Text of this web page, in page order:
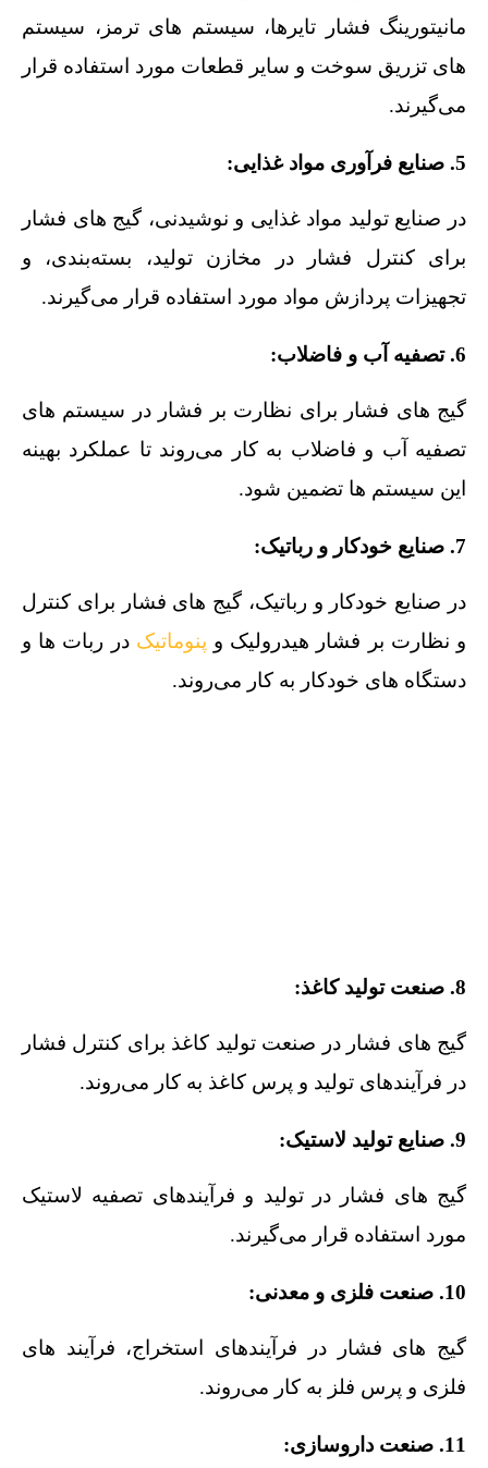
مانیتورینگ فشار تایرها، سیستم‌ های ترمز، سیستم‌
های تزریق سوخت و سایر قطعات مورد استفاده قرار
می‌گیرند.
5. صنایع فرآوری مواد غذایی:
در صنایع تولید مواد غذایی و نوشیدنی، گیج‌ های فشار
برای کنترل فشار در مخازن تولید، بسته‌بندی، و
تجهیزات پردازش مواد مورد استفاده قرار می‌گیرند.
6. تصفیه آب و فاضلاب:
گیج‌ های فشار برای نظارت بر فشار در سیستم‌ های
تصفیه آب و فاضلاب به کار می‌روند تا عملکرد بهینه
این سیستم‌ ها تضمین شود.
7. صنایع خودکار و رباتیک:
در صنایع خودکار و رباتیک، گیج‌ های فشار برای کنترل
و نظارت بر فشار هیدرولیک و پنوماتیک در ربات‌ ها و
دستگاه‌ های خودکار به کار می‌روند.
8. صنعت تولید کاغذ:
گیج‌ های فشار در صنعت تولید کاغذ برای کنترل فشار
در فرآیندهای تولید و پرس کاغذ به کار می‌روند.
9. صنایع تولید لاستیک:
گیج‌ های فشار در تولید و فرآیندهای تصفیه لاستیک
مورد استفاده قرار می‌گیرند.
10. صنعت فلزی و معدنی:
گیج‌ های فشار در فرآیندهای استخراج، فرآیند های
فلزی و پرس فلز به کار می‌روند.
11. صنعت داروسازی: